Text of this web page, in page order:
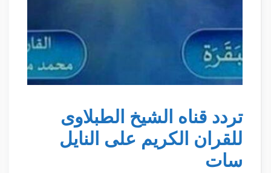
تردد قناه الشيخ الطبلاوى
للقران الكريم على النايل
سات